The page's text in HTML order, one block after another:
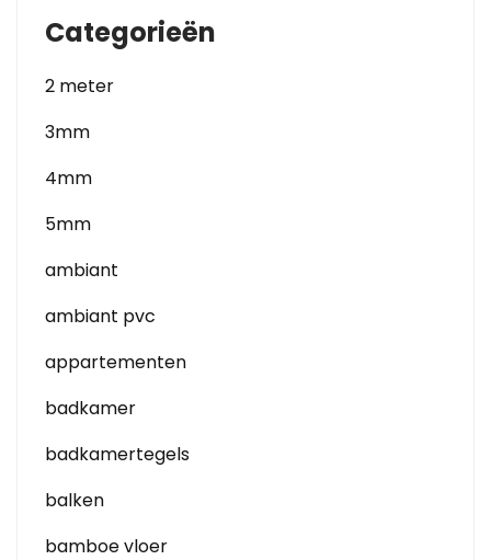
Categorieën
2 meter
3mm
4mm
5mm
ambiant
ambiant pvc
appartementen
badkamer
badkamertegels
balken
bamboe vloer